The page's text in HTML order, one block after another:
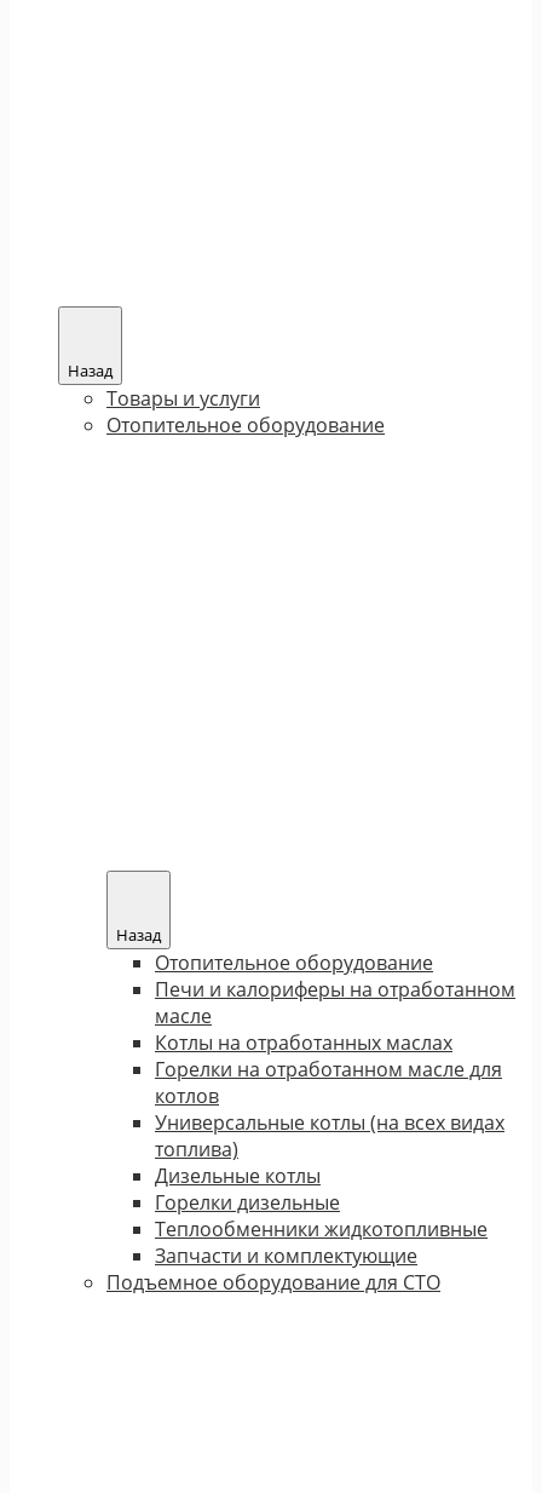
Назад
Товары и услуги
Отопительное оборудование
Назад
Отопительное оборудование
Печи и калориферы на отработанном
масле
Котлы на отработанных маслах
Горелки на отработанном масле для
котлов
Универсальные котлы (на всех видах
топлива)
Дизельные котлы
Горелки дизельные
Теплообменники жидкотопливные
Запчасти и комплектующие
Подъемное оборудование для СТО